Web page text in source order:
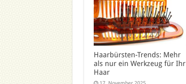
Haarbürsten-Trends: Mehr
als nur ein Werkzeug für Ihr
Haar